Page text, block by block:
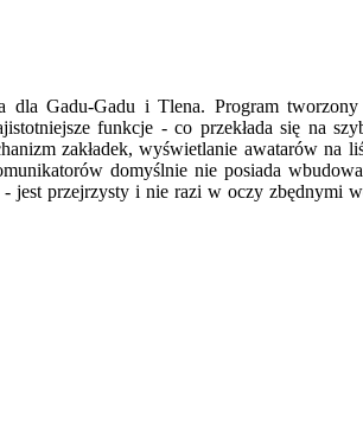
dla Gadu-Gadu i Tlena. Program
funkcje - co przekłada się na
zakładek, wyświetlanie awatarów na
domyślnie nie posiada
jest przejrzysty i nie razi w oczy zbędnymi